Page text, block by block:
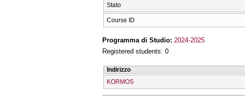
Stato
Course ID
Programma di Studio: 2024-2025
Registered students: 0
Indirizzo
KORMOS